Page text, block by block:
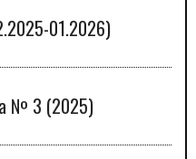
01.2026)
№ 3 (2025)